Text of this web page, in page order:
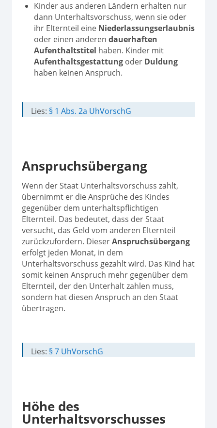
Kinder aus anderen Ländern erhalten nur
dann Unterhaltsvorschuss, wenn sie oder
ihr Elternteil eine Niederlassungserlaubnis
oder einen anderen dauerhaften
Aufenthaltstitel haben. Kinder mit
Aufenthaltsgestattung oder Duldung
haben keinen Anspruch.
Lies: § 1 Abs. 2a UhVorschG
Anspruchsübergang
Wenn der Staat Unterhaltsvorschuss zahlt,
übernimmt er die Ansprüche des Kindes
gegenüber dem unterhaltspflichtigen
Elternteil. Das bedeutet, dass der Staat
versucht, das Geld vom anderen Elternteil
zurückzufordern. DieserAnspruchsübergang
erfolgt jeden Monat, in dem
Unterhaltsvorschuss gezahlt wird. Das Kind hat
somit keinen Anspruch mehr gegenüber dem
Elternteil, der den Unterhalt zahlen muss,
sondern hat diesen Anspruch an den Staat
übertragen.
Lies: § 7 UhVorschG
Höhe des
Unterhaltsvorschusses